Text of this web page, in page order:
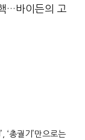
…바이든의 고
‘총궐기’만으로는